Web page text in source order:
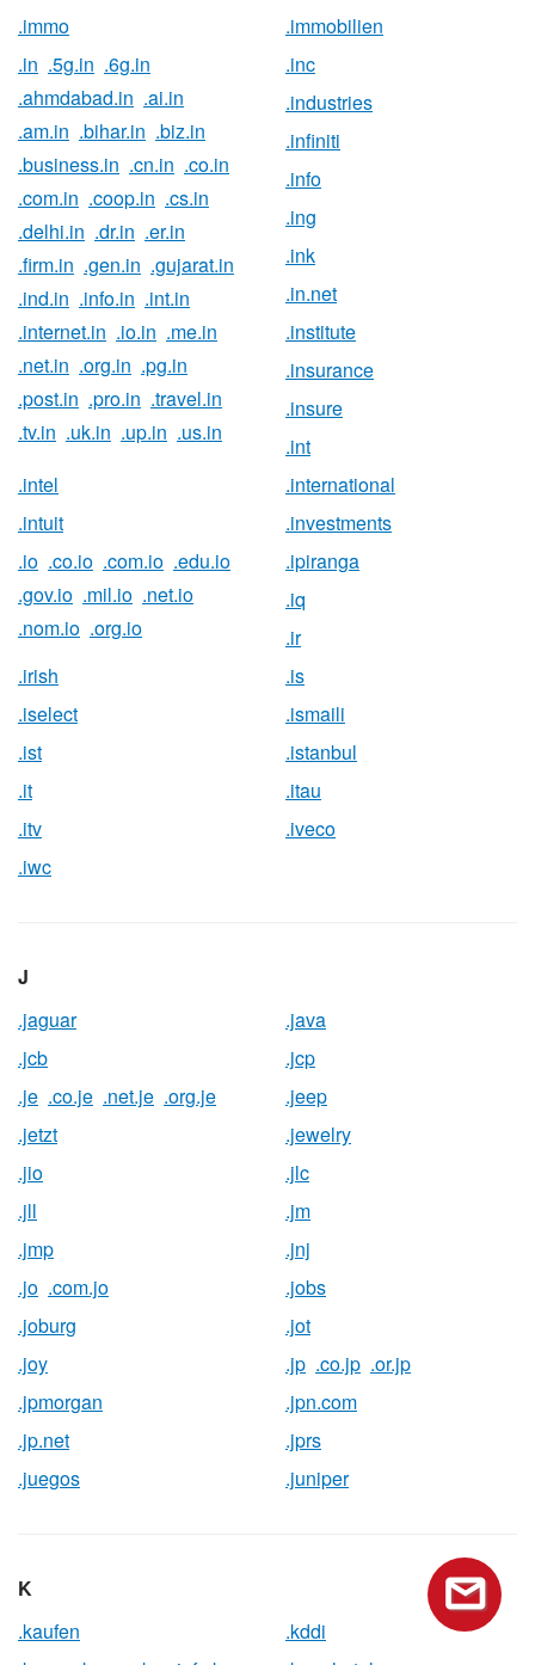
.immo
.immobilien
.in .5g.in .6g.in
.ahmdabad.in .ai.in
.am.in .bihar.in .biz.in
.business.in .cn.in .co.in
.com.in .coop.in .cs.in
.delhi.in .dr.in .er.in
.firm.in .gen.in .gujarat.in
.ind.in .info.in .int.in
.internet.in .io.in .me.in
.net.in .org.in .pg.in
.post.in .pro.in .travel.in
.tv.in .uk.in .up.in .us.in
.inc
.industries
.infiniti
.info
.ing
.ink
.in.net
.institute
.insurance
.insure
.int
.intel
.international
.intuit
.investments
.io .co.io .com.io .edu.io
.gov.io .mil.io .net.io
.nom.io .org.io
.ipiranga
.iq
.ir
.irish
.is
.iselect
.ismaili
.ist
.istanbul
.it
.itau
.itv
.iveco
.iwc
J
.jaguar
.java
.jcb
.jcp
.je .co.je .net.je .org.je
.jeep
.jetzt
.jewelry
.jio
.jlc
.jll
.jm
.jmp
.jnj
.jo .com.jo
.jobs
.joburg
.jot
.joy
.jp .co.jp .or.jp
.jpmorgan
.jpn.com
.jp.net
.jprs
.juegos
.juniper
K
.kaufen
.kddi